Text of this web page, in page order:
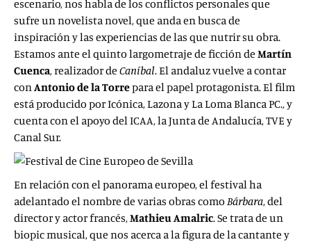
escenario, nos habla de los conflictos personales que
sufre un novelista novel, que anda en busca de
inspiración y las experiencias de las que nutrir su obra.
Estamos ante el quinto largometraje de ficción de Martín
Cuenca, realizador de Caníbal. El andaluz vuelve a contar
conAntonio de la Torrepara el papel protagonista. El film
está producido por Icónica, Lazona y La Loma Blanca PC., y
cuenta con el apoyo del ICAA, la Junta de Andalucía, TVE y
Canal Sur.
En relación con el panorama europeo, el festival ha
adelantado el nombre de varias obras como Bárbara, del
director y actor francés,Mathieu Amalric. Se trata de un
biopic musical, que nos acerca a la figura de la cantante y